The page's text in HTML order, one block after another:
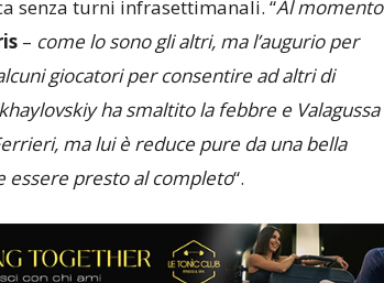
senza turni infrasettimanali. “Al momento
– come lo sono gli altri, ma l’augurio per
giocatori per consentire ad altri di
ha smaltito la febbre e Valagussa
ma lui è reduce pure da una bella
essere presto al completo“.